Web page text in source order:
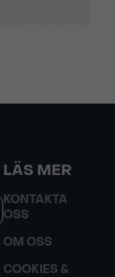
LÄS MER
KONTAKTA
OSS
OM OSS
COOKIES &